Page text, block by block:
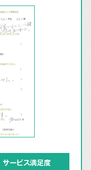
サービス満足度